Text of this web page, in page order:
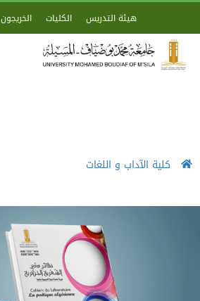
هيئة التدريس الكليات الخريجون
كلية الآداب و اللغات